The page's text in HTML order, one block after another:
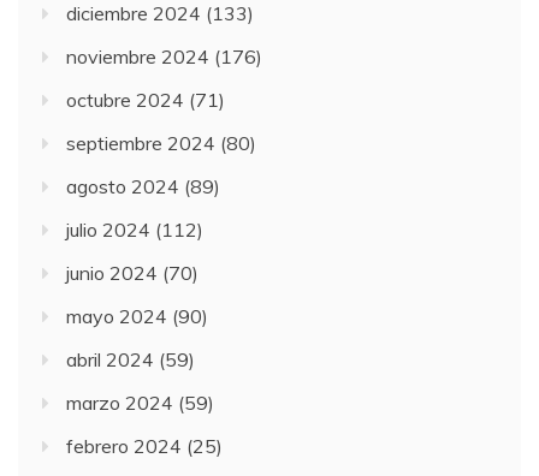
diciembre 2024 (133)
noviembre 2024 (176)
octubre 2024 (71)
septiembre 2024 (80)
agosto 2024 (89)
julio 2024 (112)
junio 2024 (70)
mayo 2024 (90)
abril 2024 (59)
marzo 2024 (59)
febrero 2024 (25)